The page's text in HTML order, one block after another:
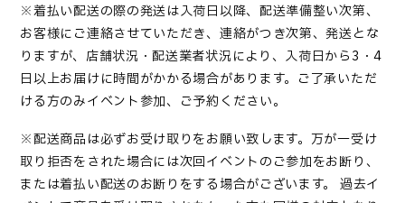
※着払い配送の際の発送は入荷日以降、配送準備整い次第、
お客様にご連絡させていただき、連絡がつき次第、発送とな
りますが、店舗状況・配送業者状況により、入荷日から3 ・4
日以上お届けに時間がかかる場合があります。ご了承いただ
ける方のみイベント参加、ご予約ください。
※配送商品は必ずお受け取りをお願い致します。万が一受け
取り拒否をされた場合には次回イベントのご参加をお断り、
または着払い配送のお断りをする場合がございます。
過去イ